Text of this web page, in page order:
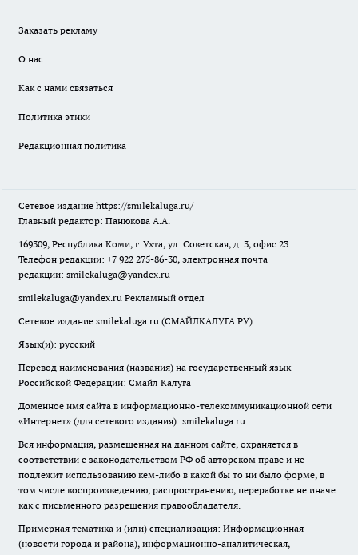
Заказать рекламу
О нас
Как с нами связаться
Политика этики
Редакционная политика
Сетевое издание https://smilekaluga.ru/
Главный редактор: Панюкова А.А.
169309, Республика Коми, г. Ухта, ул. Советская, д. 3, офис 23
Телефон редакции: +7 922 275-86-30, электронная почта
редакции: smilekaluga@yandex.ru
smilekaluga@yandex.ru Рекламный отдел
Сетевое издание smilekaluga.ru (СМАЙЛКАЛУГА.РУ)
Язык(и): русский
Перевод наименования (названия) на государственный язык
Российской Федерации: Смайл Калуга
Доменное имя сайта в информационно-телекоммуникационной сети
«Интернет» (для сетевого издания): smilekaluga.ru
Вся информация, размещенная на данном сайте, охраняется в
соответствии с законодательством РФ об авторском праве и не
подлежит использованию кем-либо в какой бы то ни было форме, в
том числе воспроизведению, распространению, переработке не иначе
как с письменного разрешения правообладателя.
Примерная тематика и (или) специализация: Информационная
(новости города и района), информационно-аналитическая,